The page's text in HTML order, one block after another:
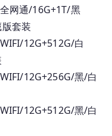
网通/16G+1T/黑
套装
12G+512G/白
12G+256G/黑/白
12G+512G/黑/白